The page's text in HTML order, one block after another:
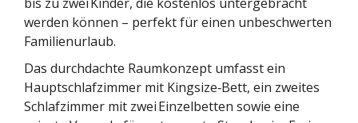
werden können – perfekt für einen unbeschwerten
Familienurlaub.
Das durchdachte Raumkonzept umfasst ein
Hauptschlafzimmer mit Kingsize‑Bett, ein zweites
Schlafzimmer mit zwei Einzelbetten sowie eine